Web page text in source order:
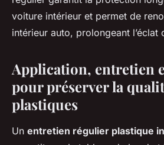
voiture intérieur et permet de
intérieur auto, prolongeant l’éclat
Application, entretien
pour préserver la
plastiques
Un entretien régulier plastique